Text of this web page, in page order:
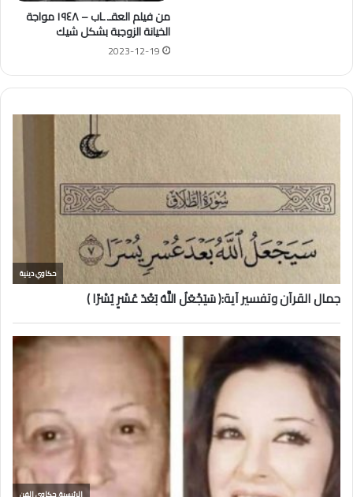
من فيلم العقـ ـاب – ١٩٤٨ مواجة
الخيانة الزوجبة بشكل شيك
2023-12-19